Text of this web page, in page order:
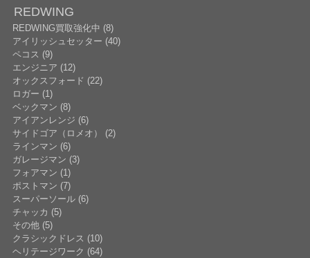
REDWING
REDWING買取強化中 (8)
アイリッシュセッター (40)
ペコス (9)
エンジニア (12)
オックスフォード (22)
ロガー (1)
ベックマン (8)
アイアンレンジ (6)
サイドゴア（ロメオ） (2)
ラインマン (6)
ガレージマン (3)
フォアマン (1)
ポストマン (7)
スーパーソール (6)
チャッカ (5)
その他 (5)
クラシックドレス (10)
ヘリテージワーク (64)